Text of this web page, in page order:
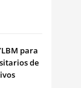
para
de